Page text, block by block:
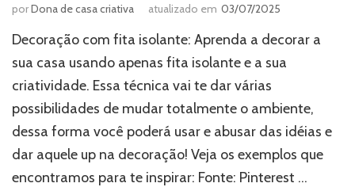
porDona de casa criativa atualizado em 03/07/2025
Decoração com fita isolante: Aprenda a decorar a
sua casa usando apenas fita isolante e a sua
criatividade. Essa técnica vai te dar várias
possibilidades de mudar totalmente o ambiente,
dessa forma você poderá usar e abusar das idéias e
dar aquele up na decoração! Veja os exemplos que
encontramos para te inspirar: Fonte: Pinterest …